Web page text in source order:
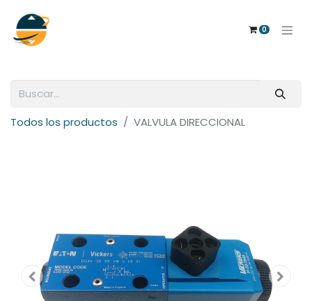
0
Todos los productos VALVULA DIRECCIONAL